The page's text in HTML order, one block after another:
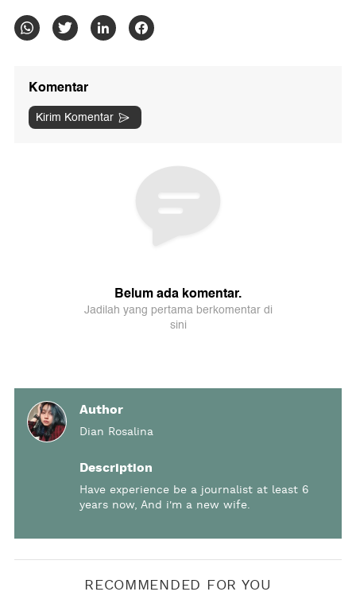
Author
Dian Rosalina
Description
Have experience be a journalist at least 6
years now, And i'm a new wife.
RECOMMENDED FOR YOU